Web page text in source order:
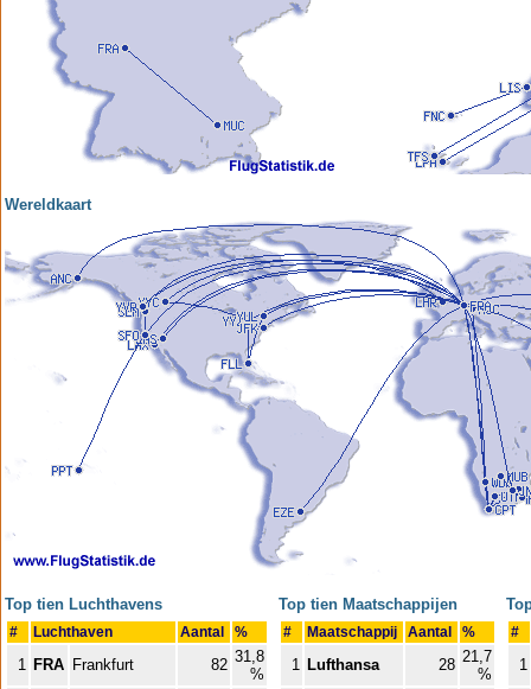
Wereldkaart
Top tien Luchthavens
# Luchthaven Aantal %
1 FRA Frankfurt 82 31,8
%
Top tien Maatschappijen
# Maatschappij Aantal %
1 Lufthansa 28 21,7
%
#
1